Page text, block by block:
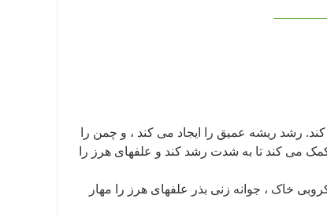
رشد ریشه عمیق را ایجاد می کند ، و چمن را
می کند تا به شدت رشد کند و علفهای هرز را
خاک ، جوانه زنی بذر علفهای هرز را مهار